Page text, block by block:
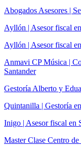
Abogados Asesores |
Ayllón | Asesor fiscal
Ayllón | Asesor fiscal
Anmavi CP Música |
Santander
Gestoría Alberto y
Quintanilla | Gestoría
Inigo | Asesor fiscal en
Master Clase Centro